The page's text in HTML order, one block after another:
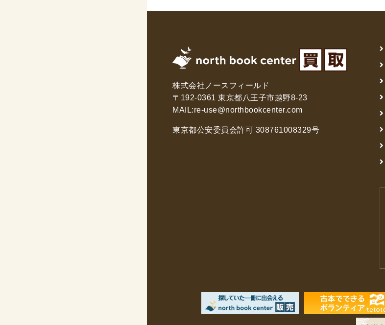
株式会社ノースフィールド
〒192-0361 東京都八王子市越野8-23
MAIL:re-use@northbookcenter.com
東京都公安委員会許可 308761008329号